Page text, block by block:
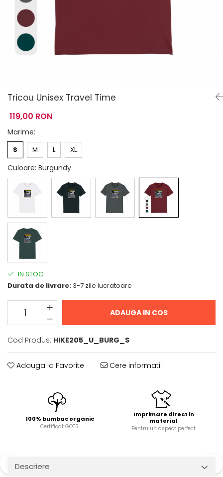
Tricou Unisex Travel Time
119,00 RON
Marime:
S M L XL
Culoare: Burgundy
IN STOC
Durata de livrare: 3-7 zile lucratoare
ADAUGA IN COS
Cod Produs: HIKE205_U_BURG_S
Adauga la Favorite Cere informatii
100% bumbac organic
Certificat GOTS
Imprimare direct in
material
Pentru un aspect perfect
Descriere